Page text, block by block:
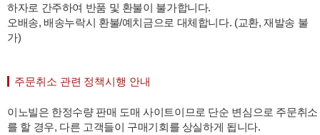
하자로 간주하여 반품 및 환불이 불가합니다.
오배송, 배송누락시 환불/예치금으로 대체합니다. (교환, 재발송 불
가)
주문취소 관련 정책시행 안내
이노빌은 한정수량 판매 도매 사이트이므로 단순 변심으로 주문취소
를 할 경우, 다른 고객들이 구매기회를 상실하게 됩니다.